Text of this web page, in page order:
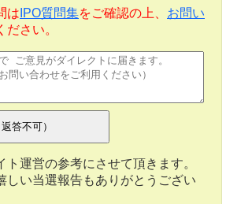
は IPO質問集をご確認の上、 お問い
ださい。
ト運営の参考にさせて頂きます。
しい当選報告もありがとうござい